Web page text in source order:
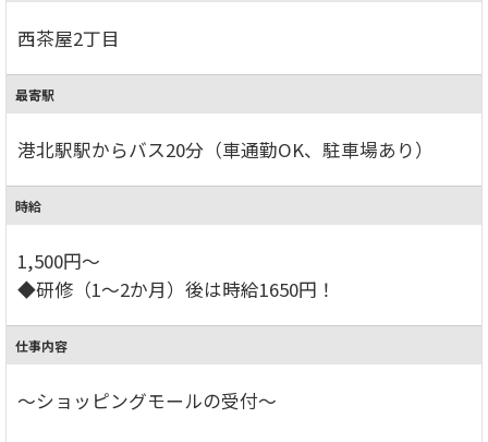
西茶屋2丁目
最寄駅
港北駅駅からバス20分（車通勤OK、駐車場あり）
時給
1,500円～
◆研修（1～2か月）後は時給1650円！
仕事内容
～ショッピングモールの受付～